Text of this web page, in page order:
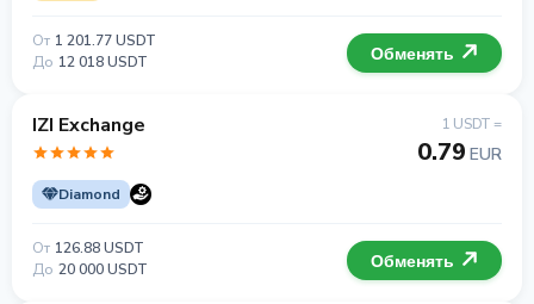
От 1 201.77 USDT
До 12 018 USDT Обменять
IZI Exchange
Diamond
1 USDT =
0.79 EUR
От 126.88 USDT
До 20 000 USDT Обменять